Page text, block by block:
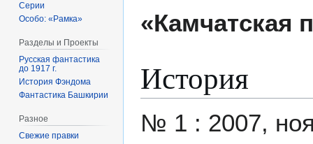
«Камчатская
История
№ 1 : 2007,
Серии
Особо: «Рамка»
Разделы и Проекты
Русская фантастика
до 1917 г.
История Фэндома
Фантастика Башкирии
Разное
Свежие правки